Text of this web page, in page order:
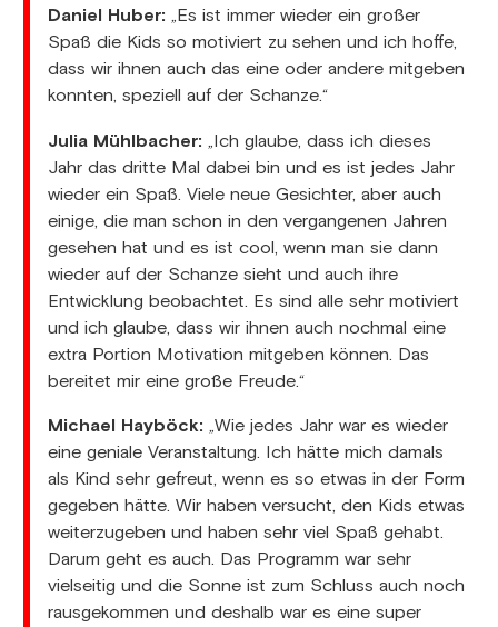
Daniel Huber: „Es ist immer wieder ein großer
Spaß die Kids so motiviert zu sehen und ich hoffe,
dass wir ihnen auch das eine oder andere mitgeben
konnten, speziell auf der Schanze.“
Julia Mühlbacher: „Ich glaube, dass ich dieses
Jahr das dritte Mal dabei bin und es ist jedes Jahr
wieder ein Spaß. Viele neue Gesichter, aber auch
einige, die man schon in den vergangenen Jahren
gesehen hat und es ist cool, wenn man sie dann
wieder auf der Schanze sieht und auch ihre
Entwicklung beobachtet. Es sind alle sehr motiviert
und ich glaube, dass wir ihnen auch nochmal eine
extra Portion Motivation mitgeben können. Das
bereitet mir eine große Freude.“
Michael Hayböck: „Wie jedes Jahr war es wieder
eine geniale Veranstaltung. Ich hätte mich damals
als Kind sehr gefreut, wenn es so etwas in der Form
gegeben hätte. Wir haben versucht, den Kids etwas
weiterzugeben und haben sehr viel Spaß gehabt.
Darum geht es auch. Das Programm war sehr
vielseitig und die Sonne ist zum Schluss auch noch
rausgekommen und deshalb war es eine super